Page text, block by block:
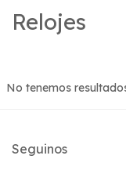
Relojes
No tenemos
Seguinos